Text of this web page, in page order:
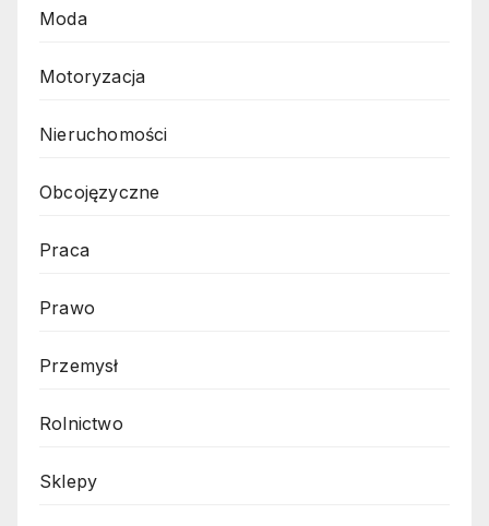
Moda
Motoryzacja
Nieruchomości
Obcojęzyczne
Praca
Prawo
Przemysł
Rolnictwo
Sklepy